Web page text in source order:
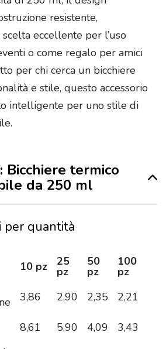
resistente,
eccellente per l’uso
o come regalo per amici
per chi cerca un bicchiere
e stile, questo accessorio
intelligente per uno stile di
Bicchiere termico
da 250 ml
per quantità
10 pz 25
pz
50
pz
100
pz
3,86 2,90 2,35 2,21
8,61 5,90 4,09 3,43